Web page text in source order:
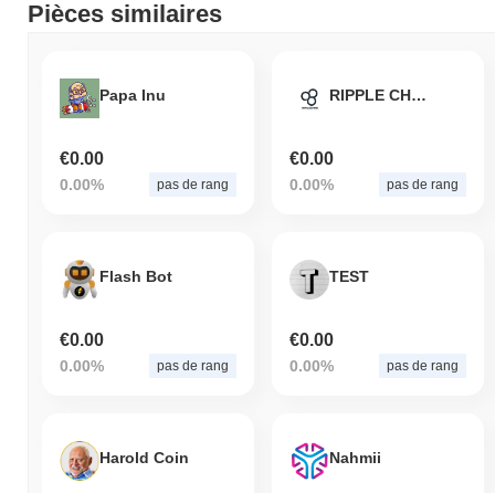
Pièces similaires
Papa Inu
€0.00
0.00% pas de rang
RIPPLE CHAIN
€0.00
0.00% pas de rang
Flash Bot
€0.00
0.00% pas de rang
TEST
€0.00
0.00% pas de rang
Harold Coin Nahmii